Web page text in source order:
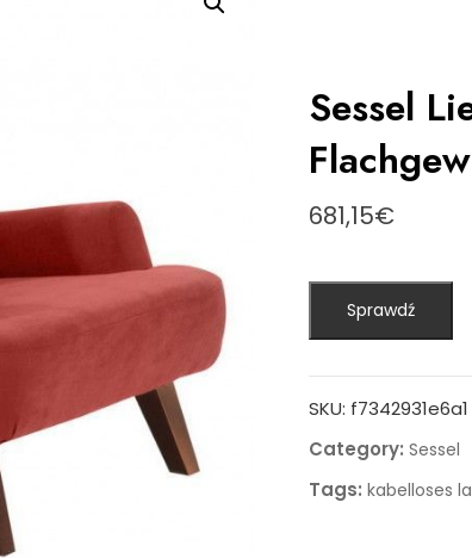
Sessel
681,15€
Sprawdź
SKU: f7342931e6a1
Category: Sessel
Tags: kabelloses